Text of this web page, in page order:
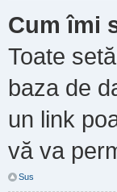
Cum îmi
Toate
baza de
un link
vă va
Sus